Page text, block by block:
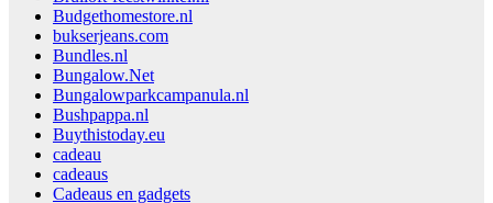
Budgethomestore.nl
bukserjeans.com
Bundles.nl
Bungalow.Net
Bungalowparkcampanula.nl
Bushpappa.nl
Buythistoday.eu
cadeau
cadeaus
Cadeaus en gadgets